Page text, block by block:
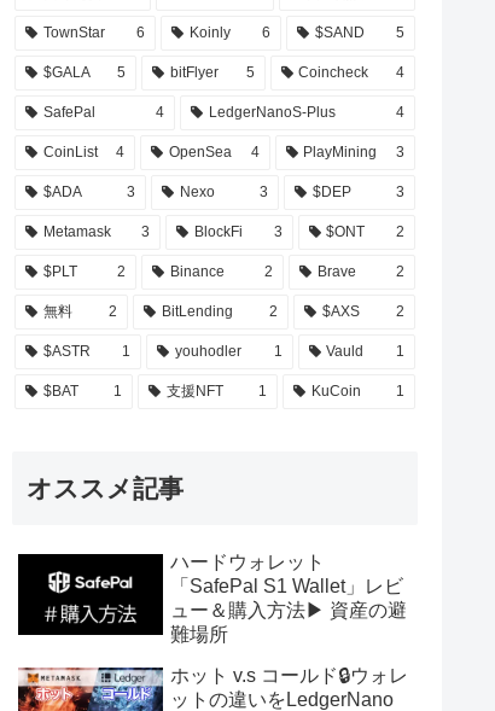
TownStar 6 Koinly 6 $SAND 5
$GALA 5 bitFlyer 5 Coincheck 4
SafePal 4 LedgerNanoS-Plus 4
CoinList 4 OpenSea 4 PlayMining 3
$ADA 3 Nexo 3 $DEP 3
Metamask 3 BlockFi 3 $ONT 2
$PLT 2 Binance 2 Brave 2
無料 2 BitLending 2 $AXS 2
$ASTR 1 youhodler 1 Vauld 1
$BAT 1 支援NFT 1 KuCoin 1
オススメ記事
ハードウォレット
「SafePal S1 Wallet」レビ
ュー＆購入方法▶ 資産の避
難場所
ホット v.s コールド🔒ウォレ
ットの違いをLedgerNano